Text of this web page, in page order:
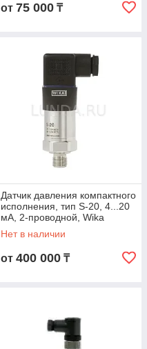
от 75 000 ₸
Датчик давления компактного
исполнения, тип S-20, 4...20
мА, 2-проводной, Wika
Нет в наличии
от 400 000 ₸